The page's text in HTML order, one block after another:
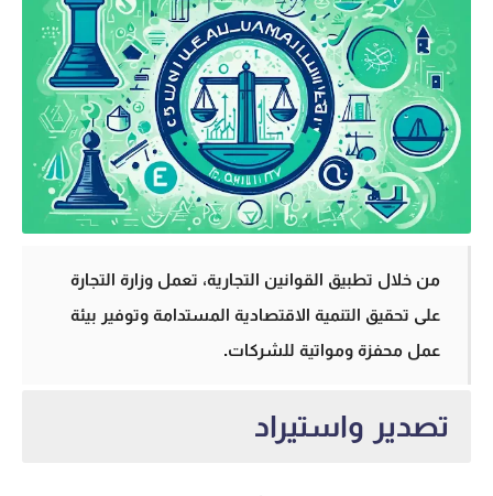
من خلال تطبيق القوانين التجارية، تعمل وزارة التجارة
على تحقيق التنمية الاقتصادية المستدامة وتوفير بيئة
عمل محفزة ومواتية للشركات.
تصدير واستيراد